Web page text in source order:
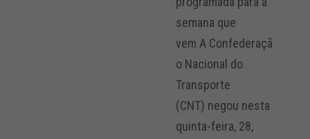
semana que
vem A Confederaçã
o Nacional do
Transporte
(CNT) negou nesta
quinta-feira, 28,